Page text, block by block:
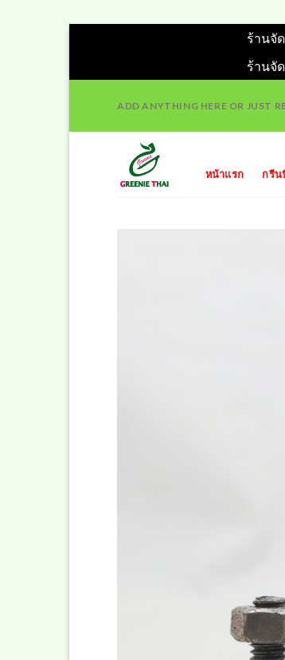
ร้านจั
ร้านจั
content
ADD ANYTHING HERE OR JUST
หน้าแรก กรีน